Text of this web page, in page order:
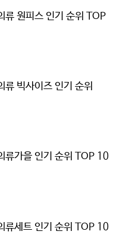
류 원피스 인기 순위 TOP
류 빅사이즈 인기 순위
류가을 인기 순위 TOP 10
류세트 인기 순위 TOP 10